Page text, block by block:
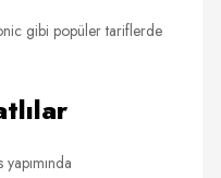
gibi popüler tariflerde